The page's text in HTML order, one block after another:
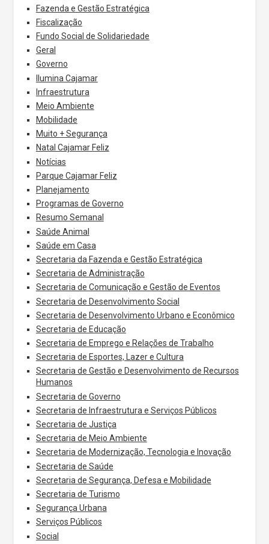
Fazenda e Gestão Estratégica
Fiscalização
Fundo Social de Solidariedade
Geral
Governo
Ilumina Cajamar
Infraestrutura
Meio Ambiente
Mobilidade
Muito + Segurança
Natal Cajamar Feliz
Notícias
Parque Cajamar Feliz
Planejamento
Programas de Governo
Resumo Semanal
Saúde Animal
Saúde em Casa
Secretaria da Fazenda e Gestão Estratégica
Secretaria de Administração
Secretaria de Comunicação e Gestão de Eventos
Secretaria de Desenvolvimento Social
Secretaria de Desenvolvimento Urbano e Econômico
Secretaria de Educação
Secretaria de Emprego e Relações de Trabalho
Secretaria de Esportes, Lazer e Cultura
Secretaria de Gestão e Desenvolvimento de Recursos
Humanos
Secretaria de Governo
Secretaria de Infraestrutura e Serviços Públicos
Secretaria de Justiça
Secretaria de Meio Ambiente
Secretaria de Modernização, Tecnologia e Inovação
Secretaria de Saúde
Secretaria de Segurança, Defesa e Mobilidade
Secretaria de Turismo
Segurança Urbana
Serviços Públicos
Social